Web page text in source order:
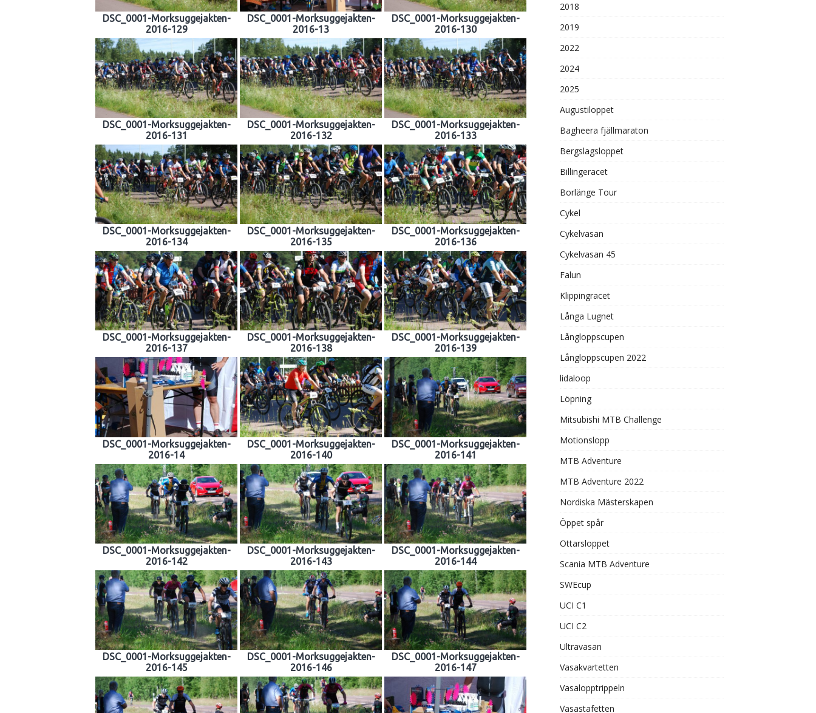
DSC_0001-Morksuggejakten-
2016-129
DSC_0001-Morksuggejakten-
2016-13
DSC_0001-Morksuggejakten-
2016-130
DSC_0001-Morksuggejakten-
2016-131
DSC_0001-Morksuggejakten-
2016-132
DSC_0001-Morksuggejakten-
2016-133
DSC_0001-Morksuggejakten-
2016-134
DSC_0001-Morksuggejakten-
2016-135
DSC_0001-Morksuggejakten-
2016-136
DSC_0001-Morksuggejakten-
2016-137
DSC_0001-Morksuggejakten-
2016-138
DSC_0001-Morksuggejakten-
2016-139
DSC_0001-Morksuggejakten-
2016-14
DSC_0001-Morksuggejakten-
2016-140
DSC_0001-Morksuggejakten-
2016-141
DSC_0001-Morksuggejakten-
2016-142
DSC_0001-Morksuggejakten-
2016-143
DSC_0001-Morksuggejakten-
2016-144
DSC_0001-Morksuggejakten-
2016-145
DSC_0001-Morksuggejakten-
2016-146
DSC_0001-Morksuggejakten-
2016-147
2018
2019
2022
2024
2025
Augustiloppet
Bagheera fjällmaraton
Bergslagsloppet
Billingeracet
Borlänge Tour
Cykel
Cykelvasan
Cykelvasan 45
Falun
Klippingracet
Långa Lugnet
Långloppscupen
Långloppscupen 2022
lidaloop
Löpning
Mitsubishi MTB Challenge
Motionslopp
MTB Adventure
MTB Adventure 2022
Nordiska Mästerskapen
Öppet spår
Ottarsloppet
Scania MTB Adventure
SWEcup
UCI C1
UCI C2
Ultravasan
Vasakvartetten
Vasalopptrippeln
Vasastafetten